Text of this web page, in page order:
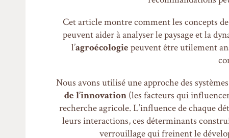
Cet article montre comment les concepts
peuvent aider à analyser le paysage et la
l’agroécologie peuvent être utilement
Nous avons utilisé une approche des
de l’innovation (les facteurs qui
recherche agricole. L’influence de chaque
leurs interactions, ces déterminants
verrouillage qui freinent le